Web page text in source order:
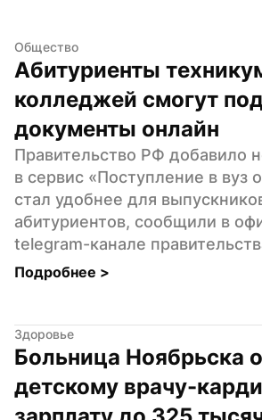
Общество
Абитуриенты
колледжей смогут
документы онлайн
Правительство РФ добавило
в сервис «Поступление в вуз
стал удобнее для
абитуриентов, сообщили в
telegram-канале
Подробнее >
Здоровье
Больница Ноябрьска
детскому врачу-